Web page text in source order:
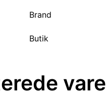
Brand
Butik